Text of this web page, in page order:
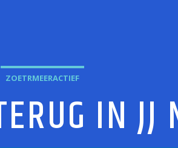
ZOETRMEERACTIEF
IN JJ